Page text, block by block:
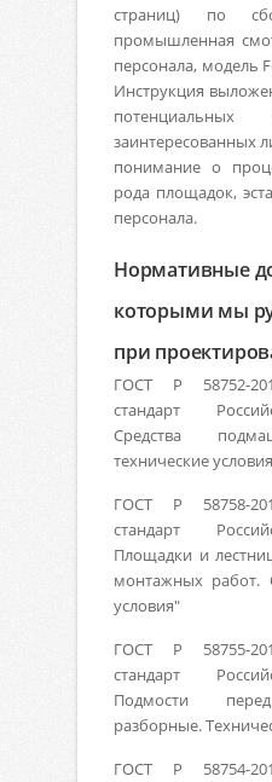
страниц) по
промышленная
персонала, модель
Инструкция
заинтересованных
понимание о
рода площадок,
персонала.
Нормативные
которыми мы
при
ГОСТ Р 58752-
стандарт
Средства
технические
ГОСТ Р 58758-
стандарт
Площадки и
монтажных работ.
условия"
ГОСТ Р 58755-
стандарт
Подмости
разборные.
ГОСТ Р 58754-